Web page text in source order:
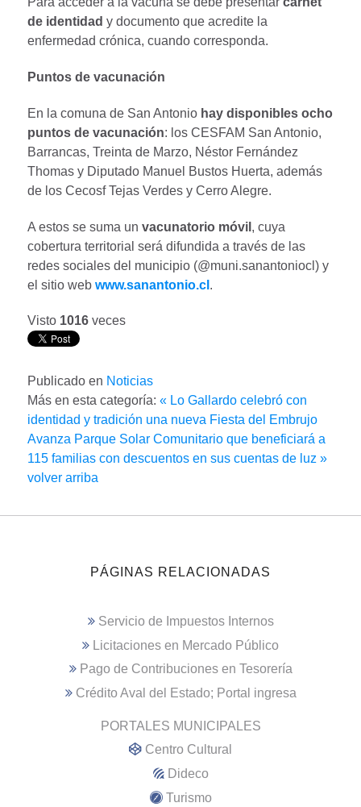
de identidad y documento que acredite la
enfermedad crónica, cuando corresponda.
Puntos de vacunación
En la comuna de San Antonio hay disponibles ocho
puntos de vacunación: los CESFAM San Antonio,
Barrancas, Treinta de Marzo, Néstor Fernández
Thomas y Diputado Manuel Bustos Huerta, además
de los Cecosf Tejas Verdes y Cerro Alegre.
A estos se suma un vacunatorio móvil , cuya
cobertura territorial será difundida a través de las
redes sociales del municipio (@muni.sanantoniocl) y
el sitio web www.sanantonio.cl .
Visto 1016 veces
Publicado en Noticias
Más en esta categoría: « Lo Gallardo celebró con
identidad y tradición una nueva Fiesta del Embrujo
Avanza Parque Solar Comunitario que beneficiará a
115 familias con descuentos en sus cuentas de luz »
volver arriba
PÁGINAS RELACIONADAS
Servicio de Impuestos Internos
Licitaciones en Mercado Público
Pago de Contribuciones en Tesorería
Crédito Aval del Estado; Portal ingresa
PORTALES MUNICIPALES
Centro Cultural
Dideco
Turismo